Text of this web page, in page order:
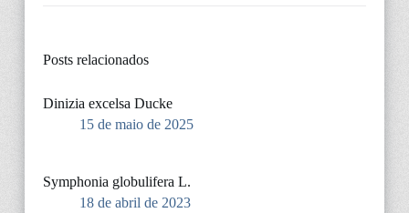
Posts relacionados
Dinizia excelsa Ducke
15 de maio de 2025
Symphonia globulifera L.
18 de abril de 2023